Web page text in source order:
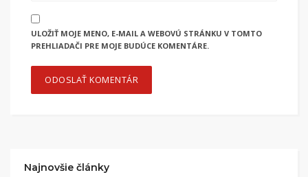
ULOŽIŤ MOJE MENO, E-MAIL A WEBOVÚ STRÁNKU V TOMTO
PREHLIADAČI PRE MOJE BUDÚCE KOMENTÁRE.
Najnovšie články